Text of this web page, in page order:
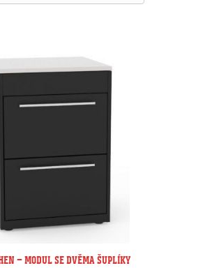
– MODUL SE DVĚMA ŠUPLÍKY